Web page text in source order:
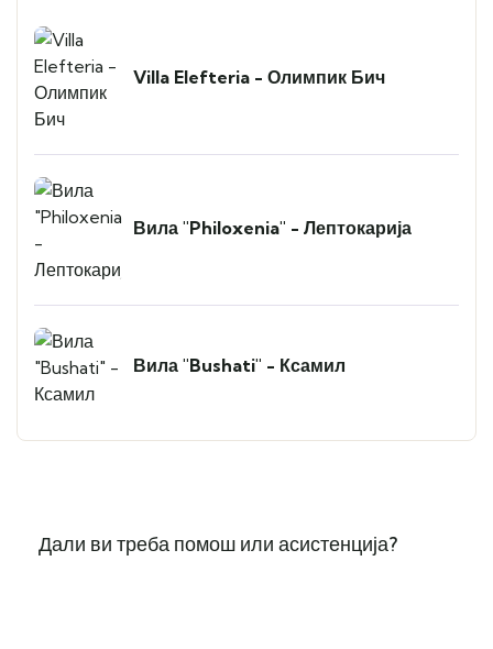
Villa Elefteria - Олимпик Бич
Вила "Philoxenia" - Лептокарија
Вила "Bushati" - Ксамил
Дали ви треба помош или асистенција?